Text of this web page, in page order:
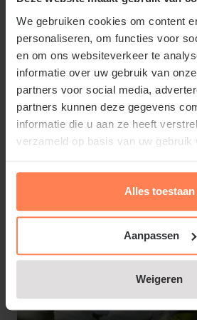
We gebruiken cookies om content
personaliseren, om functies voor
en om ons websiteverkeer te
informatie over uw gebruik van
partners voor social media,
partners kunnen deze gegevens
informatie die u aan ze heeft
verzameld op basis van uw gebruik
Alles toestaan
Aanpassen
Weigeren
Knight'
Iris germanica 'Black Knight'
voor een standplaats in de zon of
een vochtige, waterdoorlatende
weinig eisen aan de grondsoort.
Iris germanica 'Black
en onderhouden
Haal uitgebloeide bloemen weg
van nieuwe knoppen. Knip
bladeren na de winter helemaal
frisse scheuten meer licht en
Lees meer
Gerelateerde producten